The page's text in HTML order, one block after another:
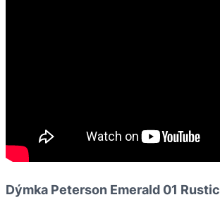
Dýmka Peterson Emerald 01 Rustic